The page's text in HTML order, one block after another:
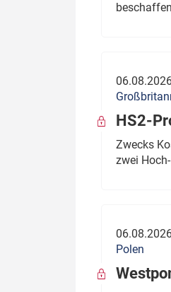
HS2-
Zwecks
zwei
Polen